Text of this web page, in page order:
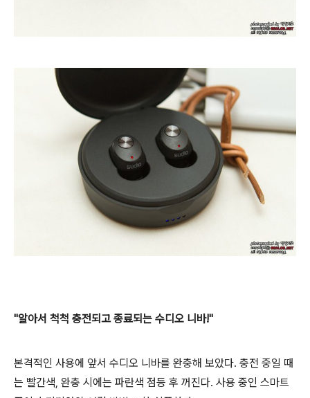
"알아서 척척 충전되고 종료되는 수디오 니바!"
본격적인 사용에 앞서 수디오 니바를 완충해 보았다. 충전 중일 때
는 빨간색, 완충 시에는 파란색 점등 후 꺼진다. 사용 중인 스마트